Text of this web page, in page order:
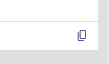
content_copy